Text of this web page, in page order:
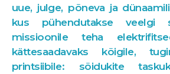
uue, julge, põneva ja
kus pühendutakse veelgi
missioonile teha
kättesaadavaks kõigile,
printsiibile: sõidukite